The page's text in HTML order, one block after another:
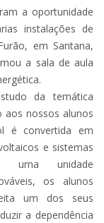
a oportunidade
instalações de
em Santana,
a sala de aula
da temática
aos nossos alunos
é convertida em
e sistemas
uma unidade
os alunos
um dos seus
a dependência